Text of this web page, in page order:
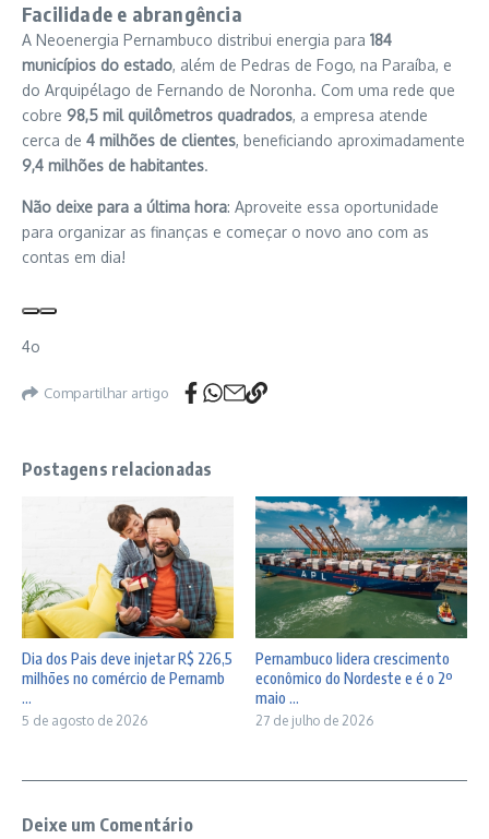
Facilidade e abrangência
A Neoenergia Pernambuco distribui energia para 184
municípios do estado, além de Pedras de Fogo, na Paraíba, e
do Arquipélago de Fernando de Noronha. Com uma rede que
cobre 98,5 mil quilômetros quadrados, a empresa atende
cerca de 4 milhões de clientes, beneficiando aproximadamente
9,4 milhões de habitantes.
Não deixe para a última hora: Aproveite essa oportunidade
para organizar as finanças e começar o novo ano com as
contas em dia!
4o
Compartilhar artigo
Postagens relacionadas
Dia dos Pais deve injetar R$ 226,5
milhões no comércio de Pernamb
...
5 de agosto de 2026
Pernambuco lidera crescimento
econômico do Nordeste e é o 2º
maio ...
27 de julho de 2026
Deixe um Comentário